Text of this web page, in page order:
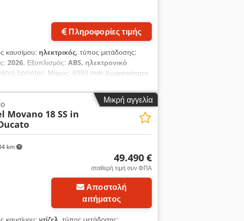
Πληροφορίες τιμής
καυσίμου: ηλεκτρικός, τύπος μετάδοσης:
2026, Εξοπλισμός: ABS, ηλεκτρονικό
Sprinter: Μήκος: 6993 mm Χωρητικότητα
- Έως 19 καθίσματα-κρεβάτια - Δυνατότητα
εξωτερική αιωρούμενη πόρτα
Μικρή αγγελία
km
Movano 18 SS in
49.490 €
σταθερή τιμή συν ΦΠΑ
Αποστολή
αιτήματος